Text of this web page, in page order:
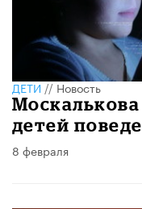
ДЕТИ//Новость
детей
8 февраля